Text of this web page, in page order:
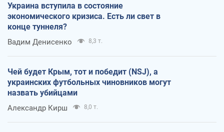
Украина вступила в состояние
экономического кризиса. Есть ли свет в
конце туннеля?
Вадим Денисенко 8,3 т.
Чей будет Крым, тот и победит (NSJ), а
украинских футбольных чиновников могут
назвать убийцами
Александр Кирш 8,0 т.